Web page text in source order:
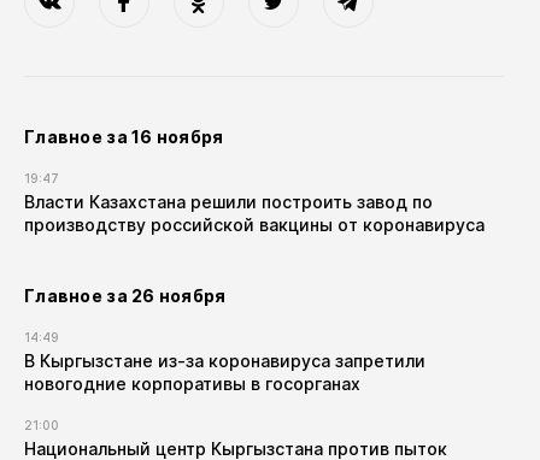
Главное за 16 ноября
19:47
Власти Казахстана решили построить завод по
производству российской вакцины от коронавируса
Главное за 26 ноября
14:49
В Кыргызстане из-за коронавируса запретили
новогодние корпоративы в госорганах
21:00
Национальный центр Кыргызстана против пыток